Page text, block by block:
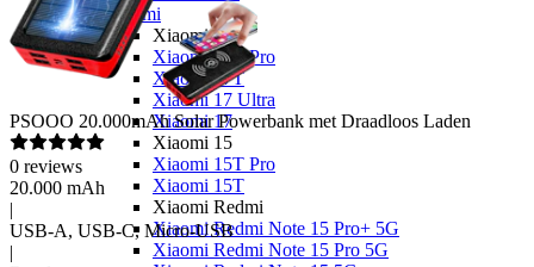
Xiaomi
Xiaomi 17
Xiaomi 17T Pro
Xiaomi 17T
Xiaomi 17 Ultra
Xiaomi 17
Xiaomi 15
Xiaomi 15T Pro
Xiaomi 15T
Xiaomi Redmi
Xiaomi Redmi Note 15 Pro+ 5G
Xiaomi Redmi Note 15 Pro 5G
PSOOO 20.000mAh Solar Powerbank met Draadloos Laden
0 reviews
20.000 mAh
|
USB-A, USB-C, Micro-USB
|